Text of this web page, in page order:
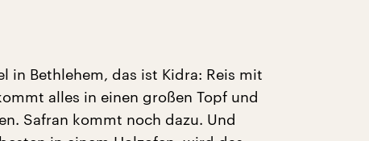
in Bethlehem, das ist Kidra: Reis mit
alles in einen großen Topf und
Safran kommt noch dazu. Und